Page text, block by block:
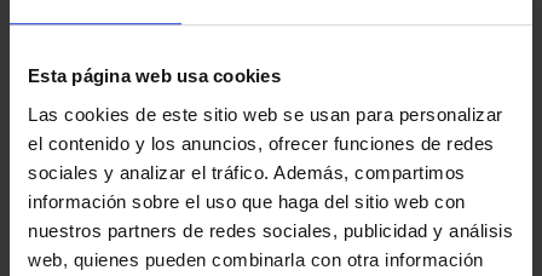
Esta página web usa cookies
Las cookies de este sitio web se usan para personalizar
el contenido y los anuncios, ofrecer funciones de redes
sociales y analizar el tráfico. Además, compartimos
información sobre el uso que haga del sitio web con
nuestros partners de redes sociales, publicidad y análisis
web, quienes pueden combinarla con otra información
ORDENAR POR: